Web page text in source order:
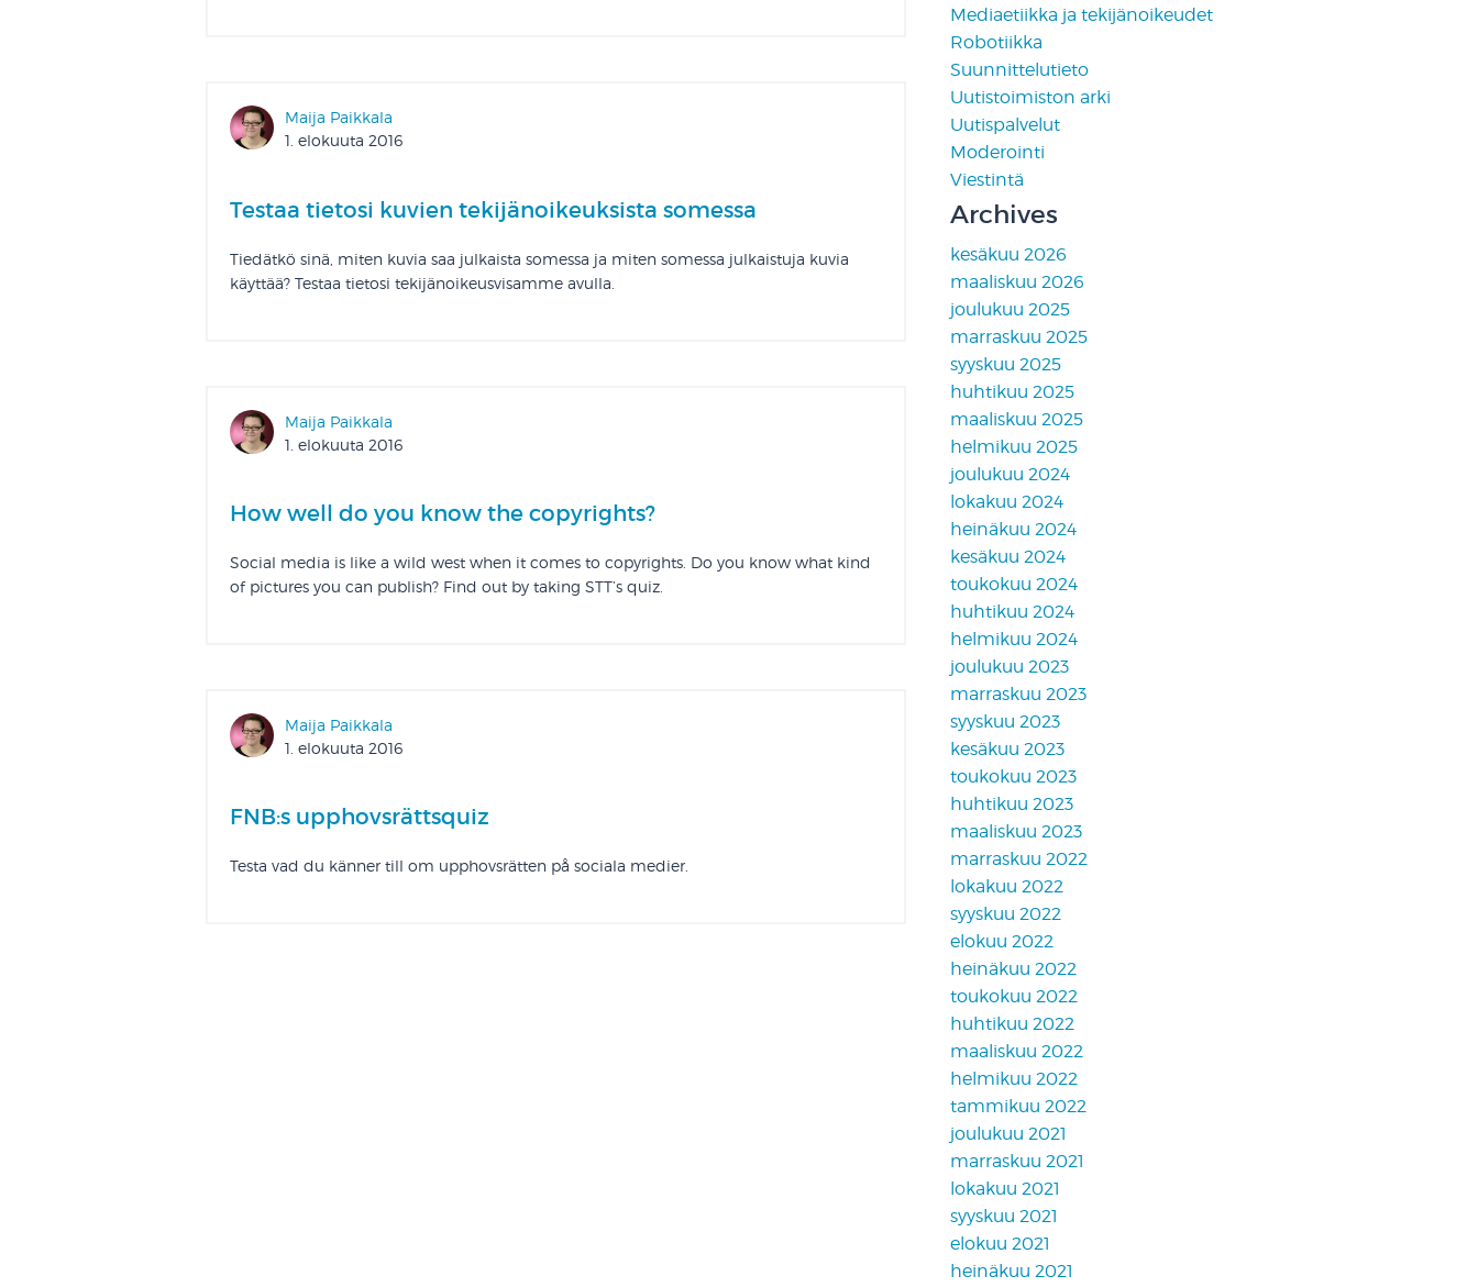
Maija Paikkala
1. elokuuta 2016
Testaa tietosi kuvien tekijänoikeuksista somessa
Tiedätkö sinä, miten kuvia saa julkaista somessa ja miten somessa julkaistuja kuvia
käyttää? Testaa tietosi tekijänoikeusvisamme avulla.
Maija Paikkala
1. elokuuta 2016
How well do you know the copyrights?
Social media is like a wild west when it comes to copyrights. Do you know what kind
of pictures you can publish? Find out by taking STT’s quiz.
Maija Paikkala
1. elokuuta 2016
FNB:s upphovsrättsquiz
Testa vad du känner till om upphovsrätten på sociala medier.
Mediaetiikka ja tekijänoikeudet
Robotiikka
Suunnittelutieto
Uutistoimiston arki
Uutispalvelut
Moderointi
Viestintä
Archives
kesäkuu 2026
maaliskuu 2026
joulukuu 2025
marraskuu 2025
syyskuu 2025
huhtikuu 2025
maaliskuu 2025
helmikuu 2025
joulukuu 2024
lokakuu 2024
heinäkuu 2024
kesäkuu 2024
toukokuu 2024
huhtikuu 2024
helmikuu 2024
joulukuu 2023
marraskuu 2023
syyskuu 2023
kesäkuu 2023
toukokuu 2023
huhtikuu 2023
maaliskuu 2023
marraskuu 2022
lokakuu 2022
syyskuu 2022
elokuu 2022
heinäkuu 2022
toukokuu 2022
huhtikuu 2022
maaliskuu 2022
helmikuu 2022
tammikuu 2022
joulukuu 2021
marraskuu 2021
lokakuu 2021
syyskuu 2021
elokuu 2021
heinäkuu 2021